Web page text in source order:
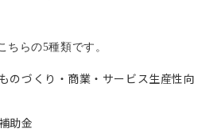
ちらの5種類です。
のづくり・商業・サービス生産性向
助金